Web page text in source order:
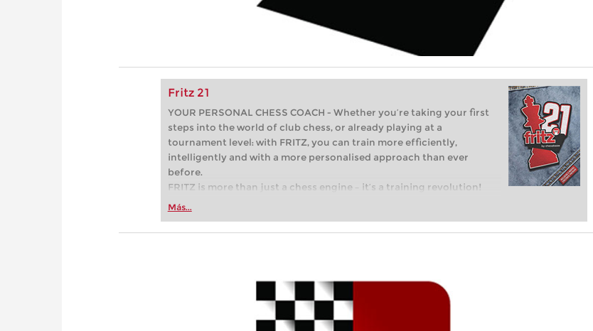
Fritz 21
YOUR PERSONAL CHESS COACH - Whether you’re taking your first
steps into the world of club chess, or already playing at a
tournament level: with FRITZ, you can train more efficiently,
intelligently and with a more personalised approach than ever
before.
FRITZ is more than just a chess engine – it’s a training revolution!
Whether you’re taking your first steps into the world of club chess,
more efficiently, intelligently and with a more personalised
Más...